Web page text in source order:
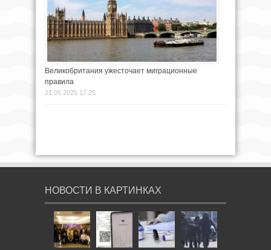
Великобритания ужесточает миграционные
правила
21.05.2025 17:25
НОВОСТИ В КАРТИНКАХ